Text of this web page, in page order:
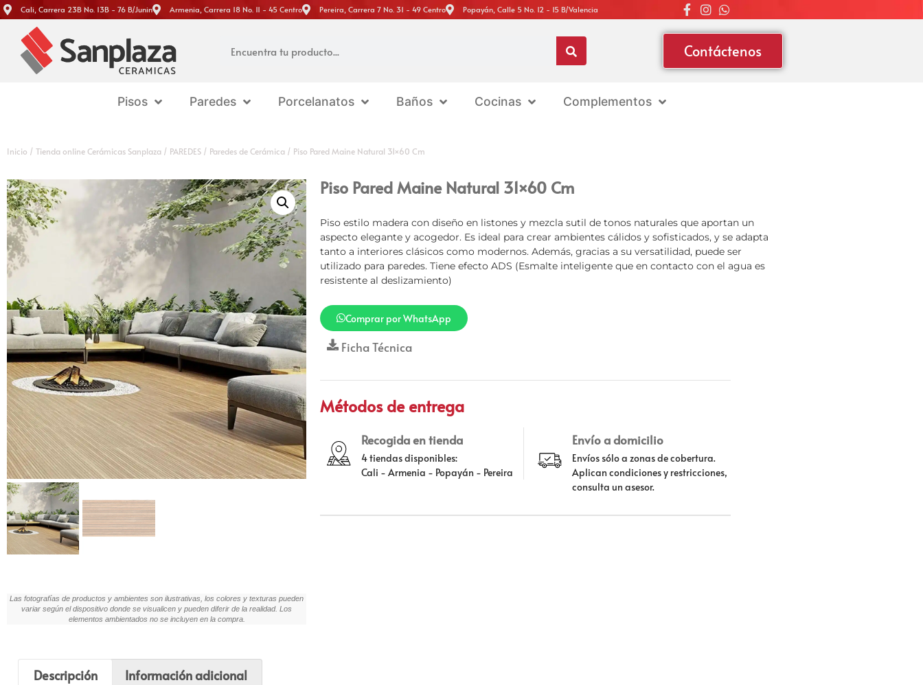
Cali, Carrera 23B No. 13B - 76 B/Junin Armenia, Carrera 18 No. 11 - 45 Centro Pereira, Carrera 7 No. 31 - 49 Centro Popayán, Calle 5 No. 12 - 15 B/Valencia
Contáctenos
Pisos Paredes Porcelanatos Baños Cocinas Complementos
Inicio / Tienda online Cerámicas Sanplaza / PAREDES / Paredes de Cerámica / Piso Pared Maine Natural 31×60 Cm
Las fotografías de productos y ambientes son ilustrativas, los colores y texturas pueden
variar según el dispositivo donde se visualicen y pueden diferir de la realidad. Los
elementos ambientados no se incluyen en la compra.
Piso Pared Maine Natural 31×60 Cm
Piso estilo madera con diseño en listones y mezcla sutil de tonos naturales que aportan un
aspecto elegante y acogedor. Es ideal para crear ambientes cálidos y sofisticados, y se adapta
tanto a interiores clásicos como modernos. Además, gracias a su versatilidad, puede ser
utilizado para paredes. Tiene efecto ADS (Esmalte inteligente que en contacto con el agua es
resistente al deslizamiento)
Comprar por WhatsApp
Ficha Técnica
Métodos de entrega
Recogida en tienda
4 tiendas disponibles:
Cali - Armenia - Popayán - Pereira
Envío a domicilio
Envíos sólo a zonas de cobertura.
Aplican condiciones y restricciones,
consulta un asesor.
Descripción Información adicional